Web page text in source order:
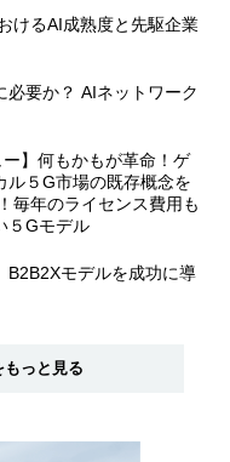
けるAI成熟度と先駆企業
要か？ AIネットワーク
ー】何もかもが革命！ゲ
ル５G市場の既存概念を
毎年のライセンス費用も
５Gモデル
モデルを成功に導
っと見る